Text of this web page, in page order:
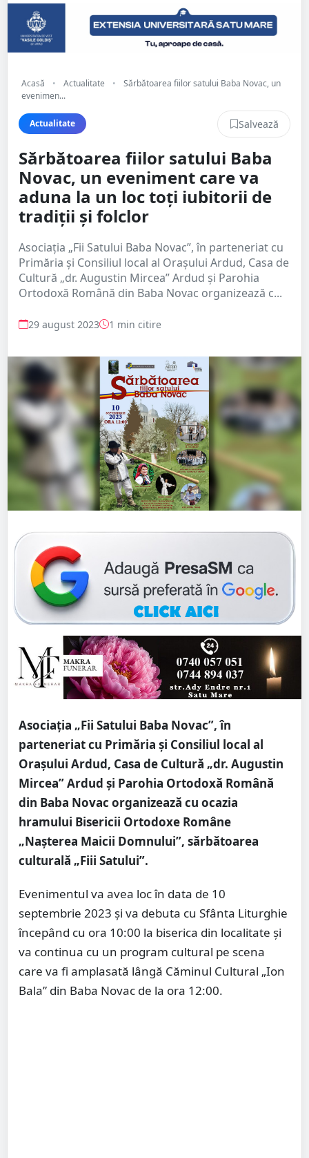
Acasă • Actualitate •
Sărbătoarea fiilor satului Baba Novac, un
evenimen...
Actualitate Salvează
Sărbătoarea fiilor satului Baba
Novac, un eveniment care va
aduna la un loc toți iubitorii de
tradiții și folclor
Asociația „Fii Satului Baba Novac”, în parteneriat cu
Primăria și Consiliul local al Orașului Ardud, Casa de
Cultură „dr. Augustin Mircea” Ardud și Parohia
Ortodoxă Română din Baba Novac organizează c...
29 august 2023 1 min citire
Asociația „Fii Satului Baba Novac”, în
parteneriat cu Primăria și Consiliul local al
Orașului Ardud, Casa de Cultură „dr. Augustin
Mircea” Ardud și Parohia Ortodoxă Română
din Baba Novac organizează cu ocazia
hramului Bisericii Ortodoxe Române
„Nașterea Maicii Domnului”, sărbătoarea
culturală „Fiii Satului”.
Evenimentul va avea loc în data de 10
septembrie 2023 și va debuta cu Sfânta Liturghie
începând cu ora 10:00 la biserica din localitate și
va continua cu un program cultural pe scena
care va fi amplasată lângă Căminul Cultural „Ion
Bala” din Baba Novac de la ora 12:00.